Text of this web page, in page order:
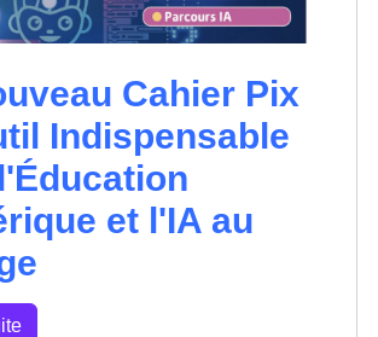
Cahier Pix
Indispensable
et l'IA au